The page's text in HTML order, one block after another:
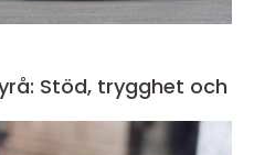
Stöd, trygghet och